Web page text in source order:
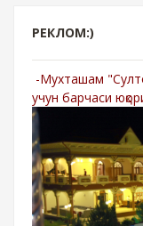
РЕКЛОМ:)
-Мухташам
учун барчаси